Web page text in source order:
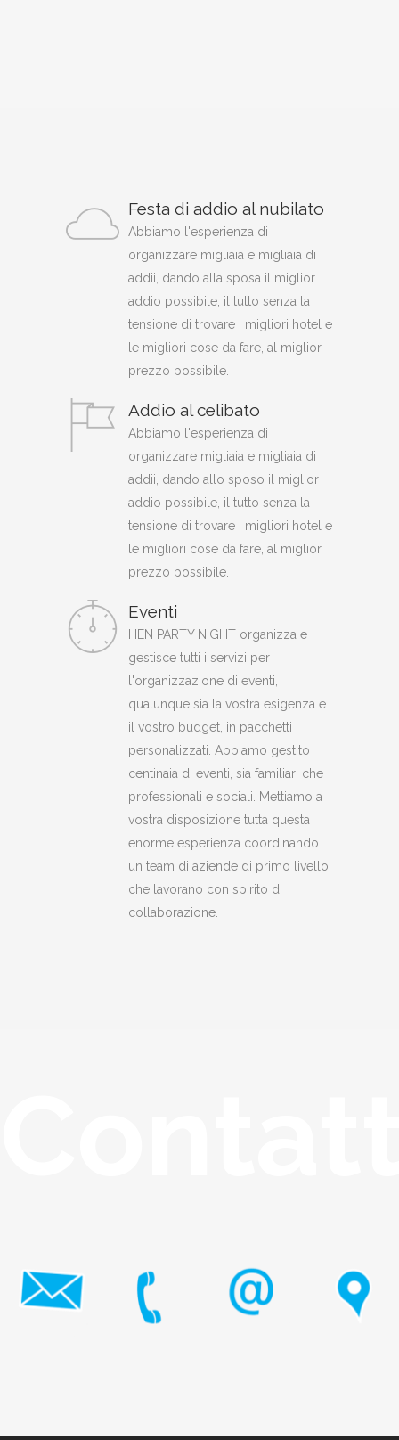
Festa di addio al nubilato
Abbiamo l'esperienza di
organizzare migliaia e migliaia di
addii, dando alla sposa il miglior
addio possibile, il tutto senza la
tensione di trovare i migliori hotel e
le migliori cose da fare, al miglior
prezzo possibile.
Addio al celibato
Abbiamo l'esperienza di
organizzare migliaia e migliaia di
addii, dando allo sposo il miglior
addio possibile, il tutto senza la
tensione di trovare i migliori hotel e
le migliori cose da fare, al miglior
prezzo possibile.
Eventi
HEN PARTY NIGHT organizza e
gestisce tutti i servizi per
l'organizzazione di eventi,
qualunque sia la vostra esigenza e
il vostro budget, in pacchetti
personalizzati. Abbiamo gestito
centinaia di eventi, sia familiari che
professionali e sociali. Mettiamo a
vostra disposizione tutta questa
enorme esperienza coordinando
un team di aziende di primo livello
che lavorano con spirito di
collaborazione.